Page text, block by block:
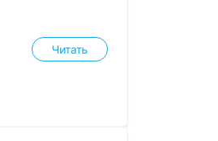
Читать